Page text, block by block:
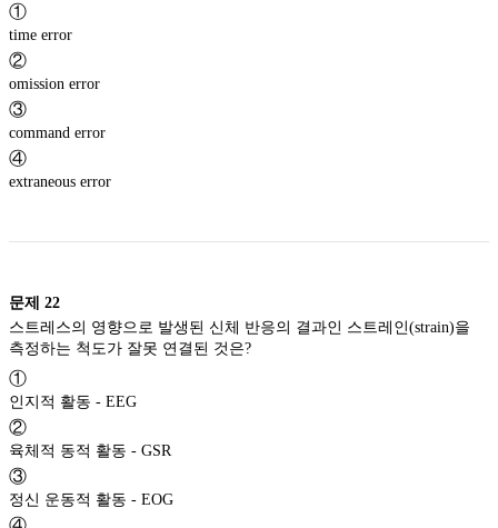
①
time error
②
omission error
③
command error
④
extraneous error
문제 22
스트레스의 영향으로 발생된 신체 반응의 결과인 스트레인(strain)을
측정하는 척도가 잘못 연결된 것은?
①
인지적 활동 - EEG
②
육체적 동적 활동 - GSR
③
정신 운동적 활동 - EOG